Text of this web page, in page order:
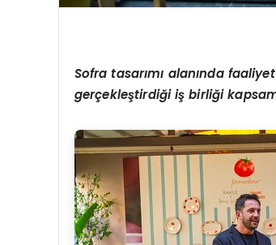
Sofra tasarımı alanında
gerçekleştirdiği iş birliği